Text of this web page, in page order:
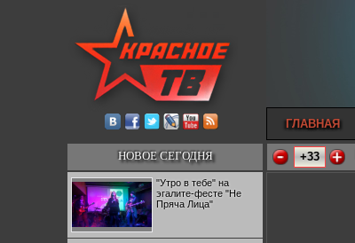
ГЛАВНАЯ
НОВОЕ СЕГОДНЯ
"Утро в тебе" на
эгалите-фесте "Не
Пряча Лица"
+33